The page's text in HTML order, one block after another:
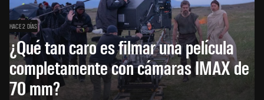
HACE 2 DÍAS
¿Qué tan caro es filmar una película
completamente con cámaras IMAX de
70 mm?